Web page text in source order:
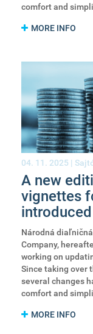
comfort and
MORE INFO
04. 11. 2025 |
A new
vignettes
introduced
Národná
Company,
working on
Since taking over
several changes
comfort and
MORE INFO